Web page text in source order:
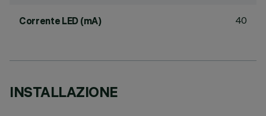
Corrente LED (mA) 40
INSTALLAZIONE